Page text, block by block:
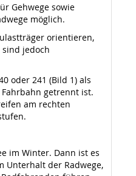
Gehwege sowie
möglich.
orientieren,
jedoch
oder 241 (Bild 1) als
getrennt ist.
am rechten
im Winter. Dann ist es
Unterhalt der Radwege,